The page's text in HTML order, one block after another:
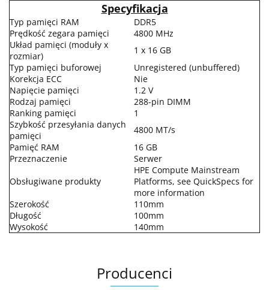
Specyfikacja
Typ pamięci RAM
DDR5
Prędkość zegara pamięci
4800 MHz
Układ pamięci (moduły x
rozmiar)
1 x 16 GB
Typ pamięci buforowej
Unregistered (unbuffered)
Korekcja ECC
Nie
Napięcie pamięci
1.2 V
Rodzaj pamięci
288-pin DIMM
Ranking pamięci
1
Szybkość przesyłania danych
pamięci
4800 MT/s
Pamięć RAM
16 GB
Przeznaczenie
Serwer
Obsługiwane produkty
HPE Compute Mainstream
Platforms, see QuickSpecs for
more information
Szerokość
110mm
Długość
100mm
Wysokość
140mm
Producenci